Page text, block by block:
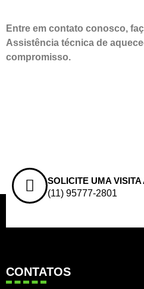
Entre em contato conosco,
Assistência técnica de
compromisso.
SOLICITE UMA VISITA
(11) 95777-2801
CONTATOS